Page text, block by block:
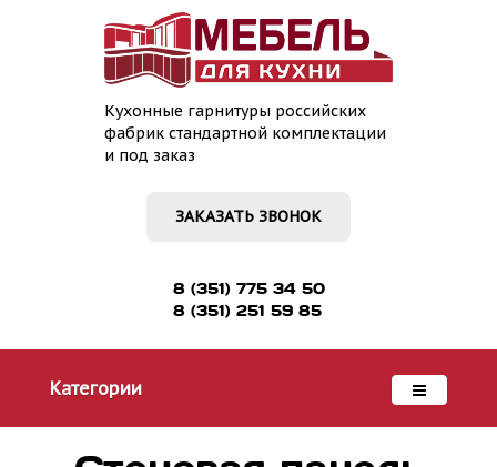
Кухонные гарнитуры российских
фабрик стандартной комплектации
и под заказ
ЗАКАЗАТЬ ЗВОНОК
8 (351) 775 34 50
8 (351) 251 59 85
Категории